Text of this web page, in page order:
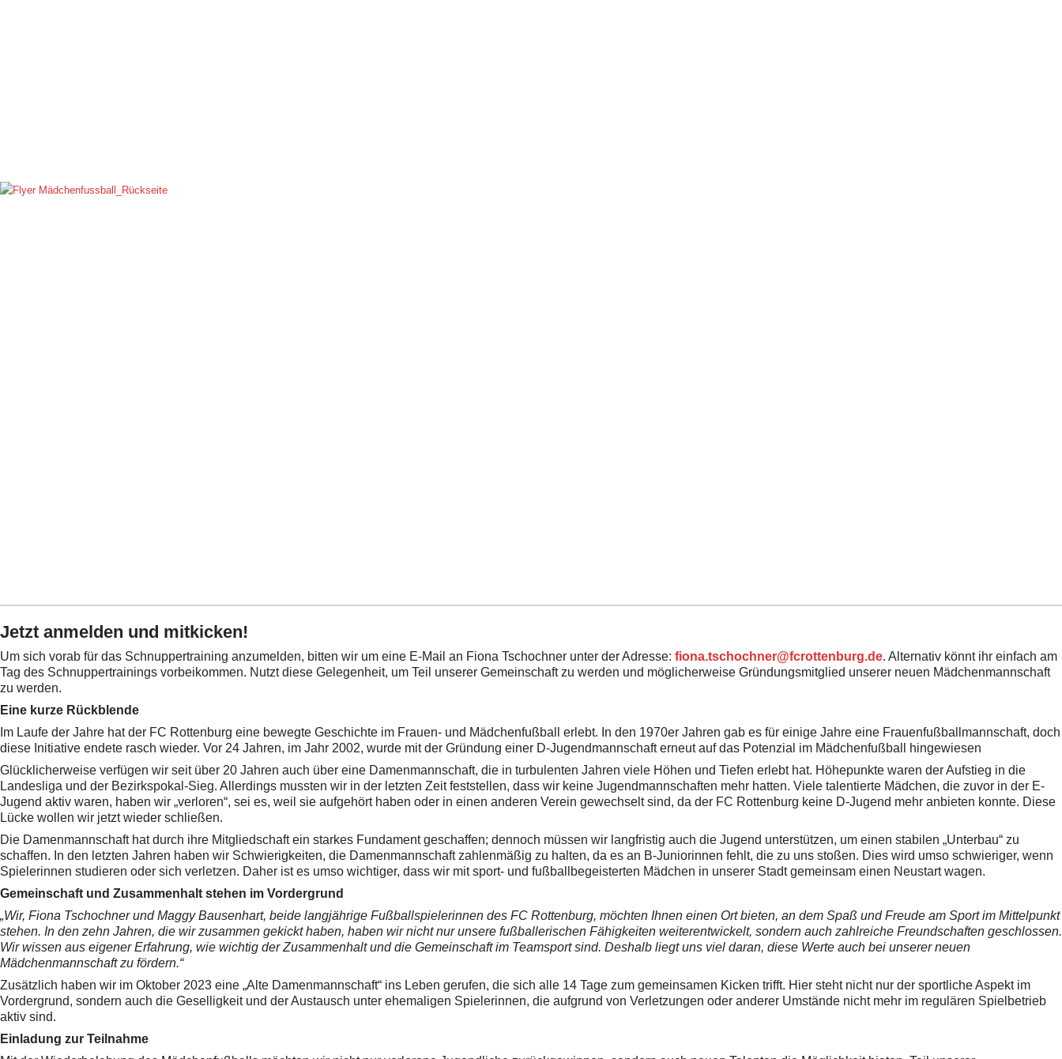
Jetzt anmelden und mitkicken!
Um sich vorab für das Schnuppertraining anzumelden, bitten wir um eine E-Mail an Fiona Tschochner unter der Adresse: fiona.tschochner@fcrottenburg.de. Alternativ könnt ihr einfach am
Tag des Schnuppertrainings vorbeikommen. Nutzt diese Gelegenheit, um Teil unserer Gemeinschaft zu werden und möglicherweise Gründungsmitglied unserer neuen Mädchenmannschaft
zu werden.
Eine kurze Rückblende
Im Laufe der Jahre hat der FC Rottenburg eine bewegte Geschichte im Frauen- und Mädchenfußball erlebt. In den 1970er Jahren gab es für einige Jahre eine Frauenfußballmannschaft, doch
diese Initiative endete rasch wieder. Vor 24 Jahren, im Jahr 2002, wurde mit der Gründung einer D-Jugendmannschaft erneut auf das Potenzial im Mädchenfußball hingewiesen
Glücklicherweise verfügen wir seit über 20 Jahren auch über eine Damenmannschaft, die in turbulenten Jahren viele Höhen und Tiefen erlebt hat. Höhepunkte waren der Aufstieg in die
Landesliga und der Bezirkspokal-Sieg. Allerdings mussten wir in der letzten Zeit feststellen, dass wir keine Jugendmannschaften mehr hatten. Viele talentierte Mädchen, die zuvor in der E-
Jugend aktiv waren, haben wir „verloren“, sei es, weil sie aufgehört haben oder in einen anderen Verein gewechselt sind, da der FC Rottenburg keine D-Jugend mehr anbieten konnte. Diese
Lücke wollen wir jetzt wieder schließen.
Die Damenmannschaft hat durch ihre Mitgliedschaft ein starkes Fundament geschaffen; dennoch müssen wir langfristig auch die Jugend unterstützen, um einen stabilen „Unterbau“ zu
schaffen. In den letzten Jahren haben wir Schwierigkeiten, die Damenmannschaft zahlenmäßig zu halten, da es an B-Juniorinnen fehlt, die zu uns stoßen. Dies wird umso schwieriger, wenn
Spielerinnen studieren oder sich verletzen. Daher ist es umso wichtiger, dass wir mit sport- und fußballbegeisterten Mädchen in unserer Stadt gemeinsam einen Neustart wagen.
Gemeinschaft und Zusammenhalt stehen im Vordergrund
„Wir, Fiona Tschochner und Maggy Bausenhart, beide langjährige Fußballspielerinnen des FC Rottenburg, möchten Ihnen einen Ort bieten, an dem Spaß und Freude am Sport im Mittelpunkt
stehen. In den zehn Jahren, die wir zusammen gekickt haben, haben wir nicht nur unsere fußballerischen Fähigkeiten weiterentwickelt, sondern auch zahlreiche Freundschaften geschlossen.
Wir wissen aus eigener Erfahrung, wie wichtig der Zusammenhalt und die Gemeinschaft im Teamsport sind. Deshalb liegt uns viel daran, diese Werte auch bei unserer neuen
Mädchenmannschaft zu fördern.“
Zusätzlich haben wir im Oktober 2023 eine „Alte Damenmannschaft“ ins Leben gerufen, die sich alle 14 Tage zum gemeinsamen Kicken trifft. Hier steht nicht nur der sportliche Aspekt im
Vordergrund, sondern auch die Geselligkeit und der Austausch unter ehemaligen Spielerinnen, die aufgrund von Verletzungen oder anderer Umstände nicht mehr im regulären Spielbetrieb
aktiv sind.
Einladung zur Teilnahme